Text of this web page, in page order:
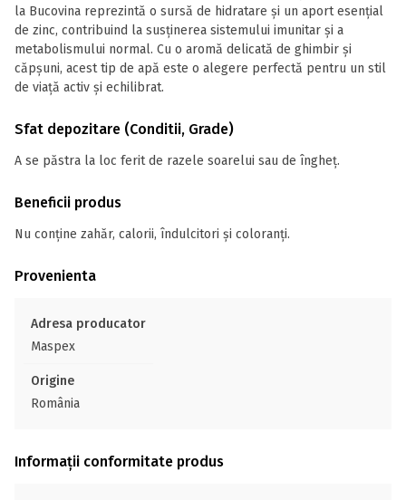
la Bucovina reprezintă o sursă de hidratare și un aport esențial
de zinc, contribuind la susținerea sistemului imunitar și a
metabolismului normal. Cu o aromă delicată de ghimbir și
căpșuni, acest tip de apă este o alegere perfectă pentru un stil
de viață activ și echilibrat.
Sfat depozitare (Conditii, Grade)
A se păstra la loc ferit de razele soarelui sau de îngheţ.
Beneficii produs
Nu conține zahăr, calorii, îndulcitori și coloranți.
Provenienta
Adresa producator
Maspex
Origine
România
Informații conformitate produs